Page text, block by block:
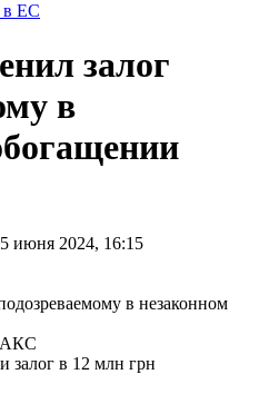
в ЕС
залог
в
июня 2024, 16:15
залог в 12 млн грн